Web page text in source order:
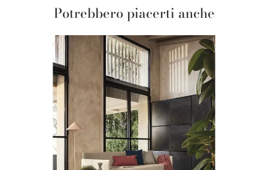
Potrebbero piacerti anche